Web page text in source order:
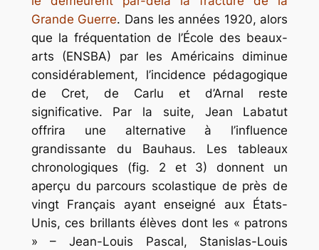
Grande Guerre. Dans les années 1920, alors
que la fréquentation de l’École des beaux-
arts (ENSBA) par les Américains diminue
considérablement, l’incidence pédagogique
de Cret, de Carlu et d’Arnal reste
significative. Par la suite, Jean Labatut
offrira une alternative à l’influence
grandissante du Bauhaus. Les tableaux
chronologiques (fig. 2 et 3) donnent un
aperçu du parcours scolastique de près de
vingt Français ayant enseigné aux États-
Unis, ces brillants élèves dont les « patrons
» – Jean-Louis Pascal, Stanislas-Louis